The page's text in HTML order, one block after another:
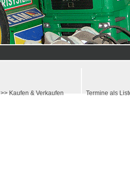
>> Kaufen & Verkaufen Termine als